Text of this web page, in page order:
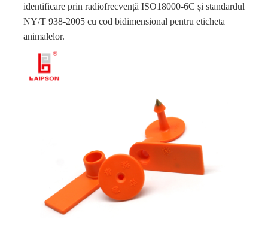
identificare prin radiofrecvență ISO18000-6C și standardul
NY/T 938-2005 cu cod bidimensional pentru eticheta
animalelor.